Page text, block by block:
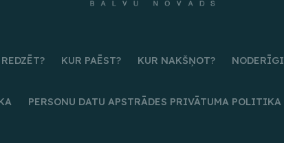
KUR PAĒST? KUR NAKŠŅOT? NODERĪGI
PERSONU DATU APSTRĀDES PRIVĀTUMA POLITIKA